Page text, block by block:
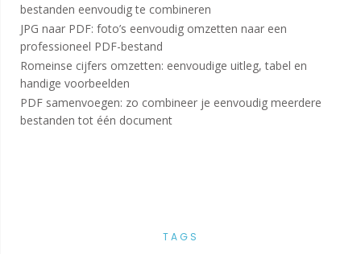
bestanden eenvoudig te combineren
JPG naar PDF: foto’s eenvoudig omzetten naar een
professioneel PDF-bestand
Romeinse cijfers omzetten: eenvoudige uitleg, tabel en
handige voorbeelden
PDF samenvoegen: zo combineer je eenvoudig meerdere
bestanden tot één document
TAGS